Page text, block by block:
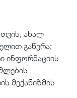
ახალ
გაწერა;
ინფორმაციის
მექანიზმის